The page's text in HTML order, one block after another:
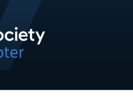
/ ISOC-EE